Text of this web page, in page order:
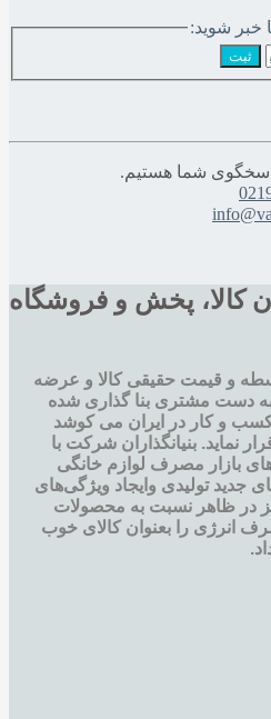
خبر شوید:
ثبت
کالا، پخش و فروشگاه
و قیمت حقیقی کالا و عرضه
دست مشتری بنا گذاری شده
و کار در ایران می کوشد
نماید. بنیانگذاران شرکت با
بازار مصرف لوازم خانگی
جديد تولیدی وایجاد ويژگی‌های
در ظاهر نسبت به محصولات
انرژی را بعنوان کالای خوب